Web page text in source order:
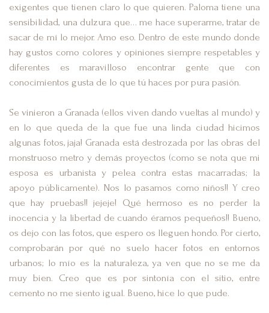
exigentes que tienen claro lo que quieren. Paloma tiene una
sensibilidad, una dulzura que… me hace superarme, tratar de
sacar de mí lo mejor. Amo eso. Dentro de este mundo donde
hay gustos como colores y opiniones siempre respetables y
diferentes es maravilloso encontrar gente que con
conocimientos gusta de lo que tú haces por pura pasión.
Se vinieron a Granada (ellos viven dando vueltas al mundo) y
en lo que queda de la que fue una linda ciudad hicimos
algunas fotos, jaja! Granada está destrozada por las obras del
monstruoso metro y demás proyectos (como se nota que mi
esposa es urbanista y pelea contra estas macarradas; la
apoyo públicamente). Nos lo pasamos como niños!! Y creo
que hay pruebas!! jejeje! Qué hermoso es no perder la
inocencia y la libertad de cuando éramos pequeños!! Bueno,
os dejo con las fotos, que espero os lleguen hondo. Por cierto,
comprobarán por qué no suelo hacer fotos en entornos
urbanos; lo mío es la naturaleza, ya ven que no se me da
muy bien. Creo que es por sintonía con el sitio, entre
cemento no me siento igual. Bueno, hice lo que pude.